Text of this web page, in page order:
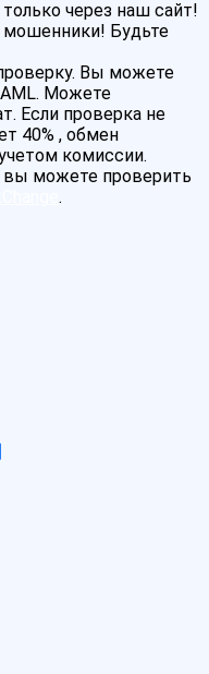
через наш сайт!
Будьте
Вы можете
Можете
Если проверка не
40% , обмен
комиссии.
вы можете проверить
.